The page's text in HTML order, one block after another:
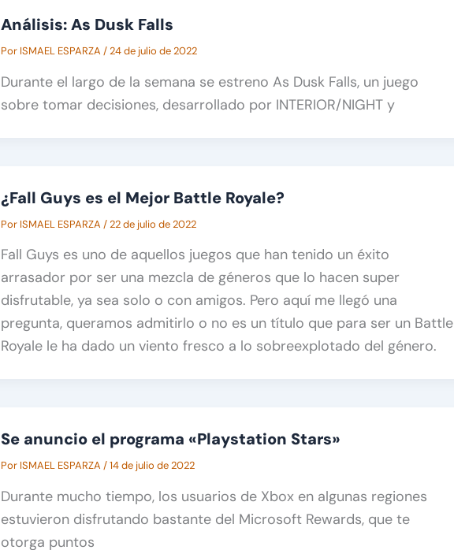
Análisis: As Dusk Falls
Por ISMAEL ESPARZA /24 de julio de 2022
Durante el largo de la semana se estreno As Dusk Falls, un juego
sobre tomar decisiones, desarrollado por INTERIOR/NIGHT y
¿Fall Guys es el Mejor Battle Royale?
Por ISMAEL ESPARZA /22 de julio de 2022
Fall Guys es uno de aquellos juegos que han tenido un éxito
arrasador por ser una mezcla de géneros que lo hacen super
disfrutable, ya sea solo o con amigos. Pero aquí me llegó una
pregunta, queramos admitirlo o no es un título que para ser un Battle
Royale le ha dado un viento fresco a lo sobreexplotado del género.
Se anuncio el programa «Playstation Stars»
Por ISMAEL ESPARZA /14 de julio de 2022
Durante mucho tiempo, los usuarios de Xbox en algunas regiones
estuvieron disfrutando bastante del Microsoft Rewards, que te
otorga puntos